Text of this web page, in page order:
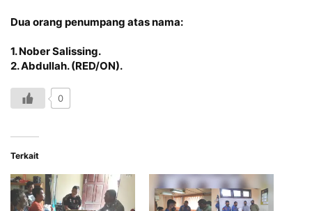
Dua orang penumpang atas nama:
1. Nober Salissing.
2. Abdullah. (RED/ON).
0
Terkait